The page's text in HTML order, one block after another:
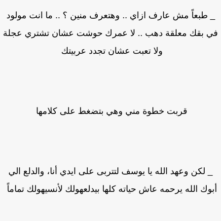
طبعاً مش عارف ازاي .. وهتعرف منين ؟ .. ما انت مولود
بقك معلقة دهب .. لا عمرك حوشت عشان تشتري عجلة
ولا تعبت عشان تجدد عربيتك
قربت خطوة مني وهي بتضغط على كلامها
_ لكن وعهد الله يا يوسف لتتربى على ايدي أنا، والدلع الي
الله يرحمه عاش حياته كلها بيدلعهولك لأنسيهولك تماماً